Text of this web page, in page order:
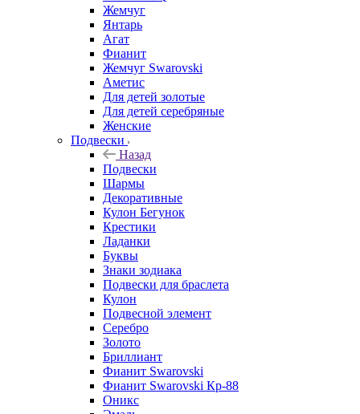
Жемчуг
Янтарь
Агат
Фианит
Жемчуг Swarovski
Аметис
Для детей золотые
Для детей серебряные
Женские
Подвески
Назад
Подвески
Шармы
Декоративные
Кулон Бегунок
Крестики
Ладанки
Буквы
Знаки зодиака
Подвески для браслета
Кулон
Подвесной элемент
Серебро
Золото
Бриллиант
Фианит Swarovski
Фианит Swarovski Кр-88
Оникс